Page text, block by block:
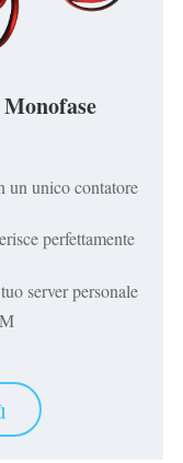
un unico contatore
perfettamente
server personale